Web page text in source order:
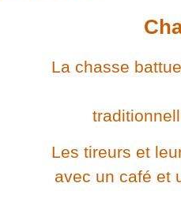
La chasse
Les tireurs et
avec un café et